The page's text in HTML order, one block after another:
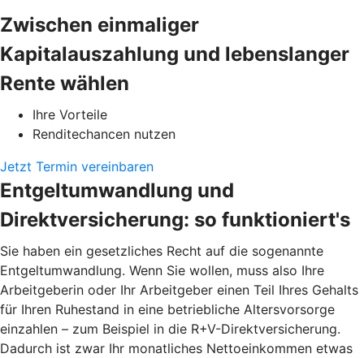
Zwischen einmaliger
Kapitalauszahlung und lebenslanger
Rente wählen
Ihre Vorteile
Renditechancen nutzen
Jetzt Termin vereinbaren
Entgeltumwandlung und
Direktversicherung: so funktioniert's
Sie haben ein gesetzliches Recht auf die sogenannte
Entgeltumwandlung. Wenn Sie wollen, muss also Ihre
Arbeitgeberin oder Ihr Arbeitgeber einen Teil Ihres Gehalts
für Ihren Ruhestand in eine betriebliche Altersvorsorge
einzahlen – zum Beispiel in die R+V-Direktversicherung.
Dadurch ist zwar Ihr monatliches Nettoeinkommen etwas